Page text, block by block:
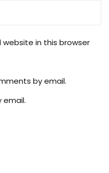
website in this browser
by email.
email.